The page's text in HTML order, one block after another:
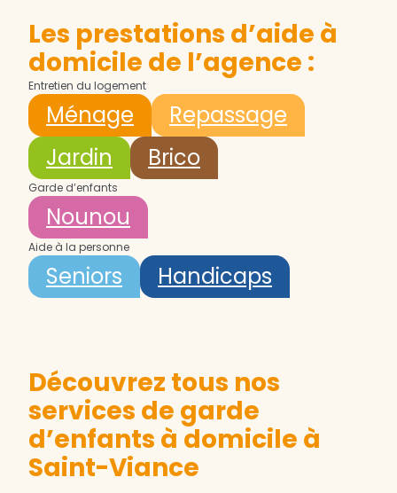
Les prestations d’aide à
domicile de l’agence :
Entretien du logement
Ménage
Repassage
Jardin
Brico
Garde d’enfants
Nounou
Aide à la personne
Seniors Handicaps
Découvrez tous nos
services de garde
d’enfants à domicile à
Saint-Viance